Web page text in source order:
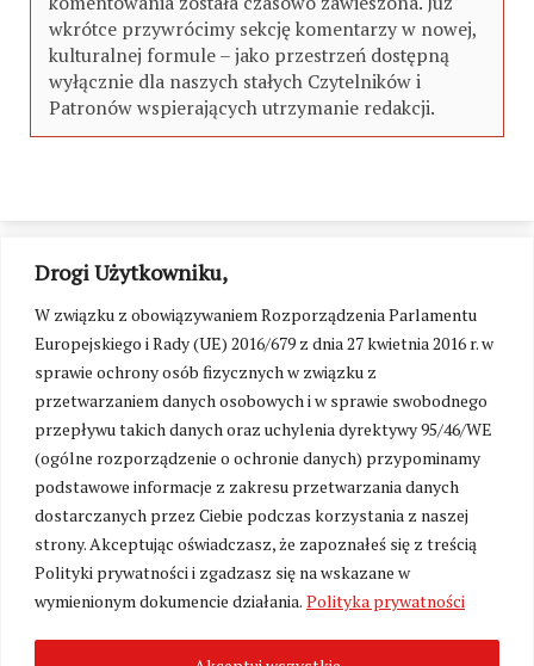
Drogi Użytkowniku,
W związku z obowiązywaniem Rozporządzenia Parlamentu
Europejskiego i Rady (UE) 2016/679 z dnia 27 kwietnia 2016 r. w
sprawie ochrony osób fizycznych w związku z
przetwarzaniem danych osobowych i w sprawie swobodnego
przepływu takich danych oraz uchylenia dyrektywy 95/46/WE
(ogólne rozporządzenie o ochronie danych) przypominamy
podstawowe informacje z zakresu przetwarzania danych
dostarczanych przez Ciebie podczas korzystania z naszej
strony. Akceptując oświadczasz, że zapoznałeś się z treścią
Polityki prywatności i zgadzasz się na wskazane w
wymienionym dokumencie działania. Polityka prywatności
wkrótce przywrócimy sekcję komentarzy w nowej,
kulturalnej formule – jako przestrzeń dostępną
wyłącznie dla naszych stałych Czytelników i
Patronów wspierających utrzymanie redakcji.
Zmień ustawienia cookies